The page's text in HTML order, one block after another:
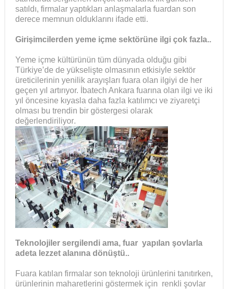
satıldı, firmalar yaptıkları anlaşmalarla fuardan son
derece memnun olduklarını ifade etti.
Girişimcilerden yeme içme sektörüne ilgi çok fazla..
Yeme içme kültürünün tüm dünyada olduğu gibi
Türkiye’de de yükselişte olmasının etkisiyle sektör
üreticilerinin yenilik arayışları fuara olan ilgiyi de her
geçen yıl artırıyor. İbatech Ankara fuarına olan ilgi ve iki
yıl öncesine kıyasla daha fazla katılımcı ve ziyaretçi
olması bu trendin bir göstergesi olarak
değerlendiriliyor.
Teknolojiler sergilendi ama, fuar yapılan şovlarla
adeta lezzet alanına dönüştü..
Fuara katılan firmalar son teknoloji ürünlerini tanıtırken,
ürünlerinin maharetlerini göstermek için renkli şovlar